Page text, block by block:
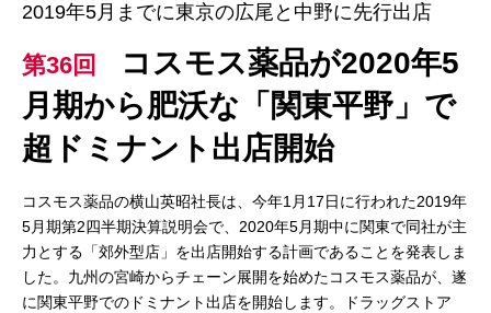
2019年5月までに東京の広尾と中野に先行出店
第36回
コスモス薬品が2020年5
月期から肥沃な「関東平野」で
超ドミナント出店開始
コスモス薬品の横山英昭社長は、今年1月17日に行われた2019年
5月期第2四半期決算説明会で、2020年5月期中に関東で同社が主
力とする「郊外型店」を出店開始する計画であることを発表しま
した。九州の宮崎からチェーン展開を始めたコスモス薬品が、遂
に関東平野でのドミナント出店を開始します。ドラッグストア